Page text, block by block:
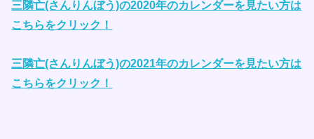
三隣亡(さんりんぼう)の2020年のカレンダーを見たい方は
こちらをクリック！
三隣亡(さんりんぼう)の2021年のカレンダーを見たい方は
こちらをクリック！